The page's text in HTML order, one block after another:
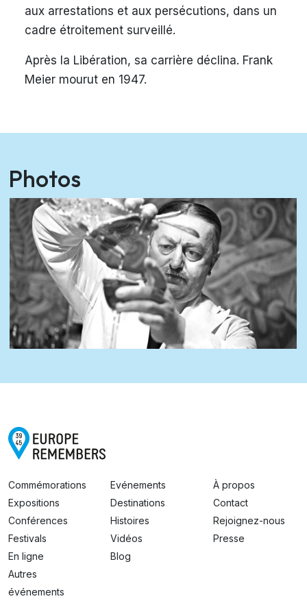
aux arrestations et aux persécutions, dans un
cadre étroitement surveillé.
Après la Libération, sa carrière déclina. Frank
Meier mourut en 1947.
Photos
Commémorations
Expositions
Conférences
Festivals
En ligne
Autres
événements
Evénements
Destinations
Histoires
Vidéos
Blog
À propos
Contact
Rejoignez-nous
Presse